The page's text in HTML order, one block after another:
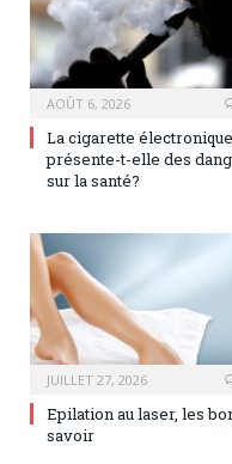
AOÛT 6, 2026
La cigarette électronique
présente-t-elle des
sur la santé?
JUILLET 27, 2026
Epilation au laser, les
savoir